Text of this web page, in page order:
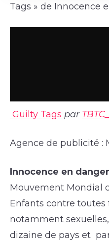
Tags » de Innocence
Guilty Tags par TBTC_
Agence de publicité :
Innocence en danger
Mouvement Mondial
Enfants contre toutes
notamment
dizaine de pays et